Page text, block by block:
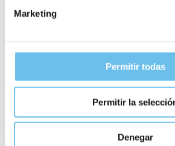
Marketing
Permitir todas
Permitir la
Denegar
Denn Millennials und Gen Z werden bald
Anteil an Reisenden stellen, und diese
Prioritätenliste steht:87% der Millennials
Erfolg eines Unternehmens an seinen
Umwelt gemessen werden sollte.55% der
entscheiden würden, falls sie vorhanden ist.
Vor diesem Hintergrund werden viele
stark auf Strategien für nachhaltiges